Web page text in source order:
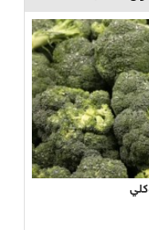
المصطنعة في معالجة